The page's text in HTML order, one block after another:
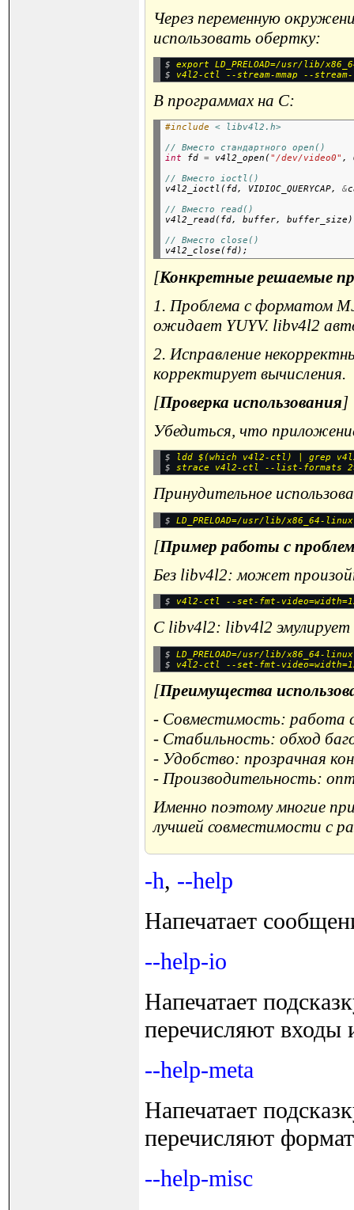
Через переменную
использовать обертку:
$ export LD_PRELOAD=/usr/lib/
$
В программах на C:
#include
< libv4l2.h>
// Вместо стандартного open()
int
fd = v4l2_open( "/dev/video0" ,
// Вместо ioctl()
v4l2_ioctl(fd,
VIDIOC_QUERYCAP, &
// Вместо read()
v4l2_read(fd,
buffer,
// Вместо close()
[Конкретные решаемые
1. Проблема с форматом
ожидает YUYV. libv4l2
2. Исправление
корректирует вычисления.
[Проверка использования]
Убедиться, что
$ ldd $(which v4l2-ctl) | grep
$
Принудительное
$
[Пример работы с
Без libv4l2: может
$
С libv4l2: libv4l2
$ LD_PRELOAD=/usr/lib/x86_64-
$
[Преимущества
- Совместимость: работа
- Стабильность: обход
- Удобство: прозрачная
- Производительность:
Именно поэтому многие
лучшей совместимости с
-h, --help
Напечатает
--help-io
Напечатает
перечисляют
--help-meta
Напечатает
перечисляют
--help-misc